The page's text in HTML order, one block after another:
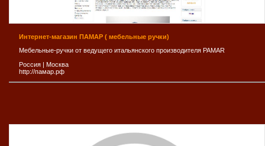
Интернет-магазин ПАМАР ( мебельные ручки)
Мебельные-ручки от ведущего итальянского производителя PAMAR
Россия | Москва
http://памар.рф